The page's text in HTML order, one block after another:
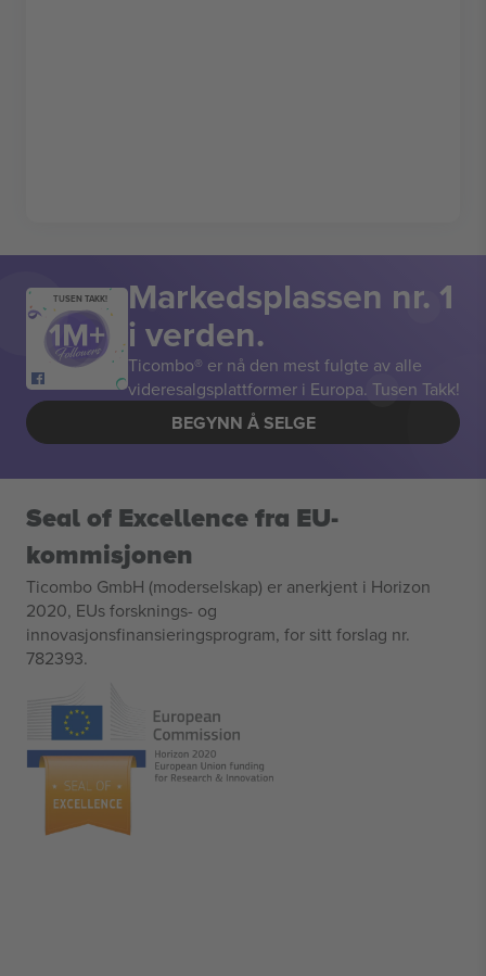
TUSEN TAKK! Markedsplassen nr. 1
i verden.
Ticombo® er nå den mest fulgte av alle
videresalgsplattformer i Europa. Tusen Takk!
BEGYNN Å SELGE
Seal of Excellence fra EU-
kommisjonen
Ticombo GmbH (moderselskap) er anerkjent i Horizon
2020, EUs forsknings- og
innovasjonsfinansieringsprogram, for sitt forslag nr.
782393.